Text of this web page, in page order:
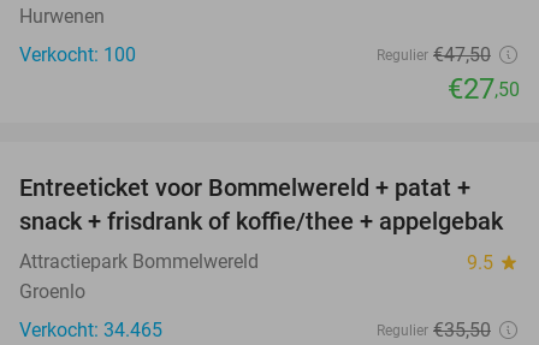
Hurwenen
Verkocht: 100
Regulier €47,50
€27,50
23%
Entreeticket voor Bommelwereld + patat +
snack + frisdrank of koffie/thee + appelgebak
Attractiepark Bommelwereld 9.5 star
Groenlo
Verkocht: 34.465
Regulier €35,50